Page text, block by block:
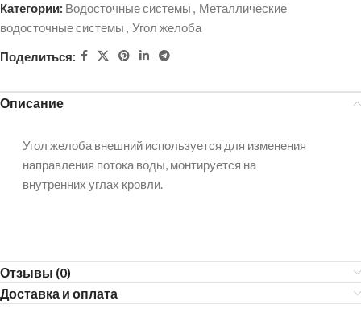
Категории: Водосточные системы , Металлические
водосточные системы , Угол желоба
Поделиться:
Описание
Угол желоба внешний используется для изменения
направления потока воды, монтируется на
внутренних углах кровли.
Отзывы (0)
Доставка и оплата